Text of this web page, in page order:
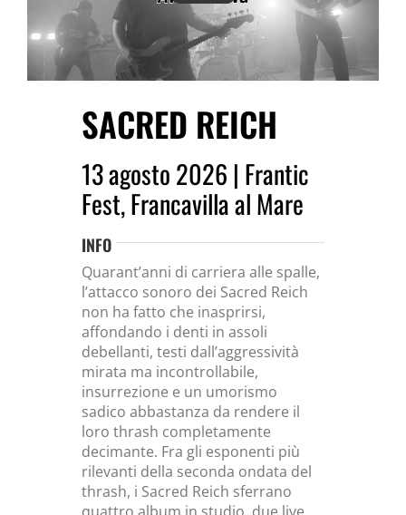
SACRED REICH
13 agosto 2026 | Frantic
Fest, Francavilla al Mare
INFO
Quarant’anni di carriera alle spalle,
l’attacco sonoro dei Sacred Reich
non ha fatto che inasprirsi,
affondando i denti in assoli
debellanti, testi dall’aggressività
mirata ma incontrollabile,
insurrezione e un umorismo
sadico abbastanza da rendere il
loro thrash completamente
decimante. Fra gli esponenti più
rilevanti della seconda ondata del
thrash, i Sacred Reich sferrano